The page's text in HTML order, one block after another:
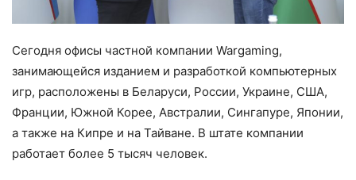
Сегодня офисы частной компании Wargaming,
занимающейся изданием и разработкой компьютерных
игр, расположены в Беларуси, России, Украине, США,
Франции, Южной Корее, Австралии, Сингапуре, Японии,
а также на Кипре и на Тайване. В штате компании
работает более 5 тысяч человек.